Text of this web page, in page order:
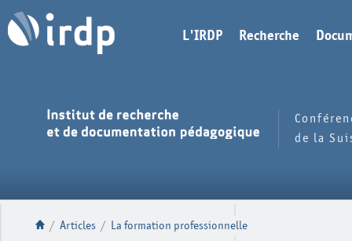
L'IRDP Recherche
de la
/ Articles / La formation professionnelle